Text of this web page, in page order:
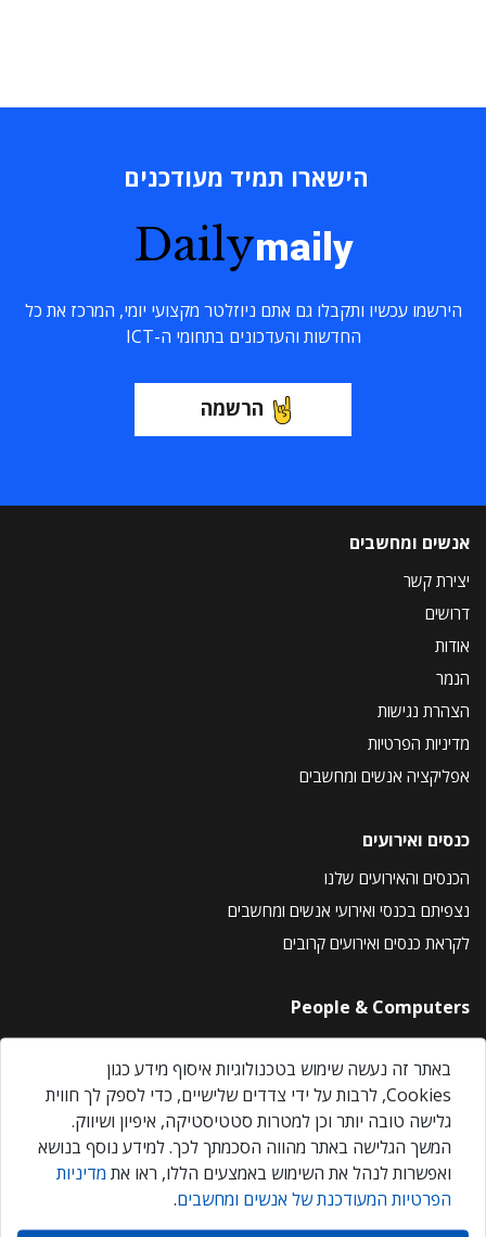
הישארו תמיד מעודכנים
Dailymaily
הירשמו עכשיו ותקבלו גם אתם ניוזלטר מקצועי יומי, המרכז את כל
החדשות והעדכונים בתחומי ה-ICT
הרשמה
אנשים ומחשבים
יצירת קשר
דרושים
אודות
הנמר
הצהרת נגישות
מדיניות הפרטיות
אפליקציה אנשים ומחשבים
כנסים ואירועים
הכנסים והאירועים שלנו
נצפיתם בכנסי ואירועי אנשים ומחשבים
לקראת כנסים ואירועים קרובים
People & Computers
About Us
Privacy Policy
Contact Us
Our Events
אנשים ומחשבים © 2026 – כל הזכויות שמורות
באתר זה נעשה שימוש בטכנולוגיות איסוף מידע כגון
Cookies, לרבות על ידי צדדים שלישיים, כדי לספק לך חווית
גלישה טובה יותר וכן למטרות סטטיסטיקה, איפיון ושיווק.
המשך הגלישה באתר מהווה הסכמתך לכך. למידע נוסף בנושא
ואפשרות לנהל את השימוש באמצעים הללו, ראו את מדיניות
הפרטיות המעודכנת של אנשים ומחשבים.